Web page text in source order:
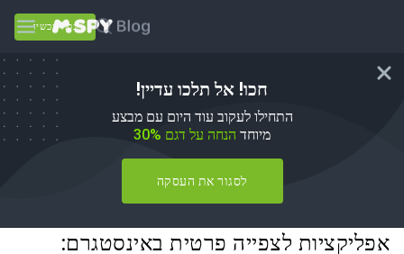
נסה עכשיו
חכו! אל תלכו עדיין!
התחילו לעקוב עוד היום עם מבצע
מיוחד הנחה על דגם 30%
לסגור את העסקה
אפליקציות לצפייה פרטית באינסטגרם: